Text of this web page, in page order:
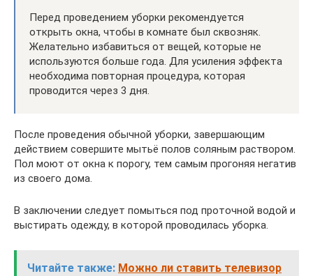
Перед проведением уборки рекомендуется
открыть окна, чтобы в комнате был сквозняк.
Желательно избавиться от вещей, которые не
используются больше года. Для усиления эффекта
необходима повторная процедура, которая
проводится через 3 дня.
После проведения обычной уборки, завершающим
действием совершите мытьё полов соляным раствором.
Пол моют от окна к порогу, тем самым прогоняя негатив
из своего дома.
В заключении следует помыться под проточной водой и
выстирать одежду, в которой проводилась уборка.
Читайте также: Можно ли ставить телевизор